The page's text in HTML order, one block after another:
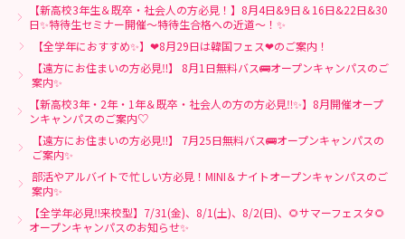
【新高校3年生＆既卒・社会人の方必見！】8月4日&9日＆16日&22日&30
日✨特待生セミナー開催～特待生合格への近道～！✨
【全学年におすすめ✨】❤8月29日は韓国フェス❤のご案内！
【遠方にお住まいの方必見‼】 8月1日無料バス🚌オープンキャンパスのご
案内✨
【新高校3年・2年・1年＆既卒・社会人の方の方必見‼✨】8月開催オープ
ンキャンパスのご案内♡
【遠方にお住まいの方必見‼】 7月25日無料バス🚌オープンキャンパスの
ご案内✨
部活やアルバイトで忙しい方必見！MINI＆ナイトオープンキャンパスのご
案内✨
【全学年必見‼来校型】7/31(金)、8/1(土)、8/2(日)、🌻サマーフェスタ🌻
オープンキャンパスのお知らせ✨